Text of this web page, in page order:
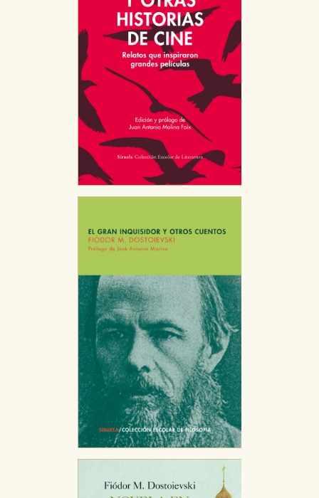
CONFIGURACIÓN DE COOKIES
HABILITAR TODO RECHAZAR TODO
Cookies necesarias
Estas cookies son necesarias para que nuestro sitio
web funcione y no es posible deshabilitarlas desde
nuestro sistema. Es posible hacerlo desde el
Cookies de rendimiento y analíticas
Estas cookies se utilizan para mejorar su experiencia
servicios para que no tenga que reconfigurarlos cada
vez que nos visita. La información es agregada y, por lo
tanto, es anónima.
Cookies de publicidad y redes sociales
Estas cookies son gestionadas por nuestros socios
publicitarios y se utilizan para mostrar publicidad
relevante para sus intereses en otros sitios. No
almacenan directamente información personal sino
que se basan en la identificación única de su
navegador y dispositivo de internet.
GUARDAR CONFIGURACIÓN
Puede consultar nuestrapolítica de cookies